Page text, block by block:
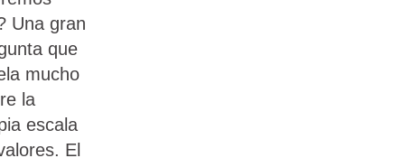
Una gran
que
mucho
la
escala
El